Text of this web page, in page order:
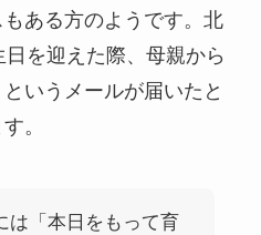
ある方のようです。北
を迎えた際、母親から
いうメールが届いたと
。
は「本日をもって育